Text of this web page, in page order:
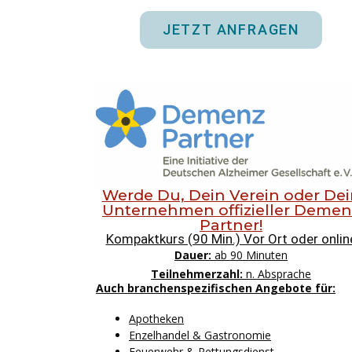
JETZT ANFRAGEN
Werde Du, Dein Verein oder
Unternehmen offizieller
Partner!
Kompaktkurs (90 Min.) Vor Ort oder
Dauer: ab 90 Minuten
Teilnehmerzahl: n. Absprache
Auch branchenspezifischen Angebote für:
Apotheken
Enzelhandel & Gastronomie